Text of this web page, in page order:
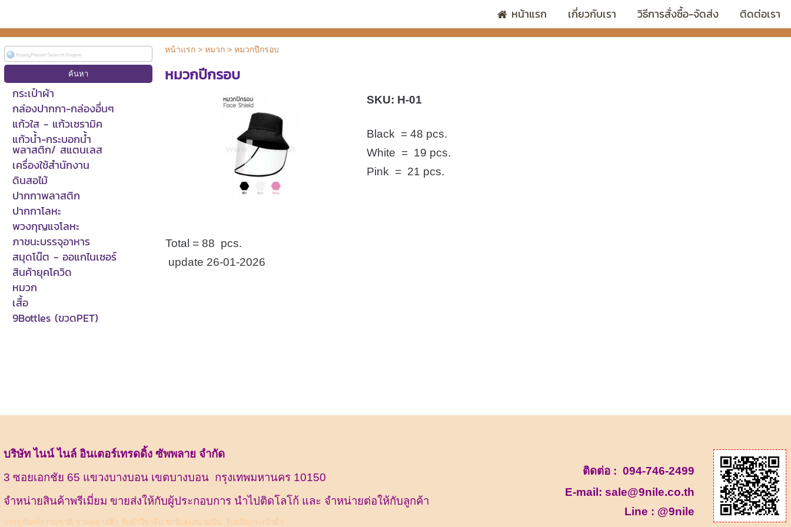
หน้าแรก เกี่ยวกับเรา วิธีการสั่งซื้อ-จัดส่ง ติดต่อเรา
กระเป๋าผ้า
กล่องปากกา-กล่องอื่นๆ
แก้วใส - แก้วเซรามิค
แก้วน้ำ-กระบอกน้ำ
พลาสติก/ สแตนเลส
เครื่องใช้สำนักงาน
ดินสอไม้
ปากกาพลาสติก
ปากกาโลหะ
พวงกุญแจโลหะ
ภาชนะบรรจุอาหาร
สมุดโน๊ต - ออแกไนเซอร์
สินค้ายุคโควิด
หมวก
เสื้อ
9Bottles (ขวดPET)
หน้าแรก> หมวก> หมวกปีกรอบ
หมวกปีกรอบ
SKU: H-01
Black = 48 pcs.
White = 19 pcs.
Pink = 21 pcs.
Total = 88 pcs.
update 26-01-2026
บริษัท ไนน์ ไนล์ อินเตอร์เทรดดิ้ง ซัพพลาย จำกัด
3 ซอยเอกชัย 65 แขวงบางบอน เขตบางบอน กรุงเทพมหานคร 10150
จำหน่ายสินค้าพรีเมี่ยม ขายส่งให้กับผู้ประกอบการ นำไปติดโลโก้ และ จำหน่ายต่อให้กับลูกค้า
บรรจุภัณฑ์ธรรมชาติ ขวดพลาสติก รับทำวีซ่าจีน รถรับส่งสนามบิน รับผลิตกระเป๋าผ้า
ติดต่อ : 094-746-2499
E-mail: sale@9nile.co.th
Line : @9nile